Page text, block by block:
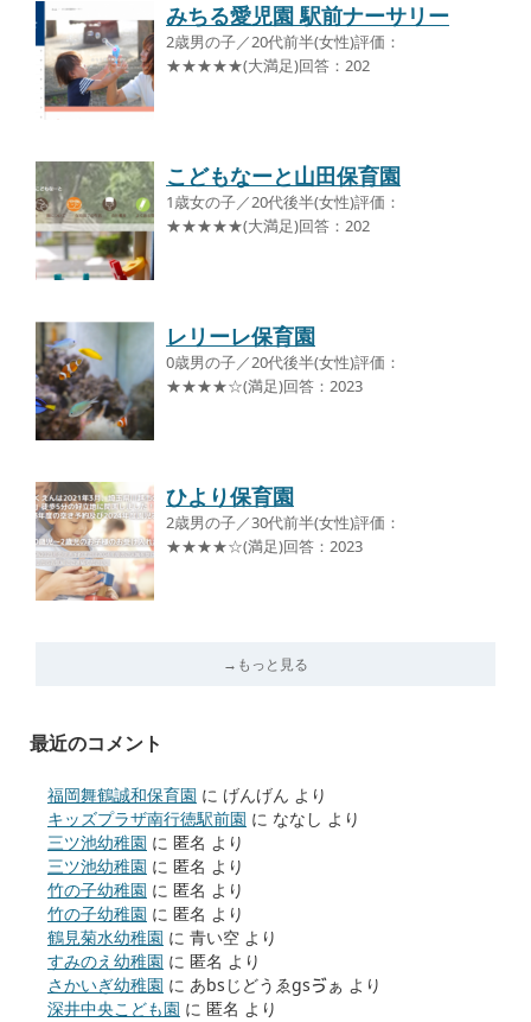
みちる愛児園 駅前ナーサリー
2歳男の子／20代前半(女性)評価：
★★★★★(大満足)回答：202
こどもなーと山田保育園
1歳女の子／20代後半(女性)評価：
★★★★★(大満足)回答：202
レリーレ保育園
0歳男の子／20代後半(女性)評価：
★★★★☆(満足)回答：2023
ひより保育園
2歳男の子／30代前半(女性)評価：
★★★★☆(満足)回答：2023
→もっと見る
最近のコメント
福岡舞鶴誠和保育園 に げんげん より
キッズプラザ南行徳駅前園 に ななし より
三ツ池幼稚園 に 匿名 より
三ツ池幼稚園 に 匿名 より
竹の子幼稚園 に 匿名 より
竹の子幼稚園 に 匿名 より
鶴見菊水幼稚園 に 青い空 より
すみのえ幼稚園 に 匿名 より
さかいぎ幼稚園 に あbsじどうゑgsゔぁ より
深井中央こども園 に 匿名 より